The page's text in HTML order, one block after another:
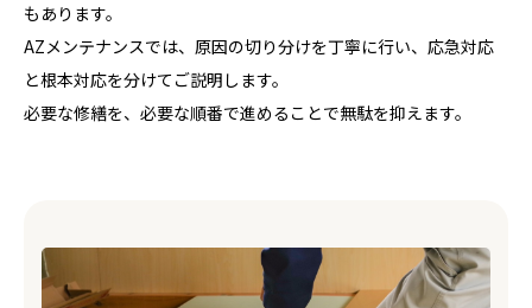
もあります。
AZメンテナンスでは、原因の切り分けを丁寧に行い、応急対応
と根本対応を分けてご説明します。
必要な修繕を、必要な順番で進めることで無駄を抑えます。